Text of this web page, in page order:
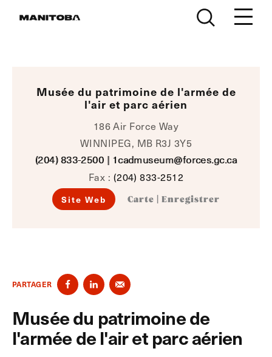
Musée du patrimoine de l'armée de
l'air et parc aérien
186 Air Force Way
WINNIPEG, MB R3J 3Y5
(204) 833-2500 | 1cadmuseum@forces.gc.ca
Fax : (204) 833-2512
Site Web Carte Enregistrer
PARTAGER
Musée du patrimoine de
l'armée de l'air et parc aérien